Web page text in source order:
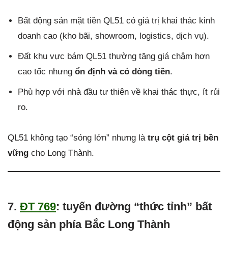
Bất động sản mặt tiền QL51 có giá trị khai thác kinh
doanh cao (kho bãi, showroom, logistics, dịch vụ).
Đất khu vực bám QL51 thường tăng giá chậm hơn
cao tốc nhưng ổn định và có dòng tiền.
Phù hợp với nhà đầu tư thiên về khai thác thực, ít rủi
ro.
QL51 không tạo “sóng lớn” nhưng là trụ cột giá trị bền
vững cho Long Thành.
7. ĐT 769: tuyến đường “thức tỉnh” bất
động sản phía Bắc Long Thành